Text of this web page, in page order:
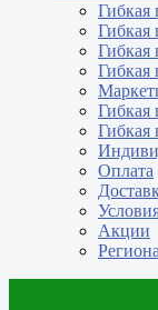
Гибкая
Гибкая
Гибкая
Гибкая
Гибкая
Гибкая
Оплата
Акции